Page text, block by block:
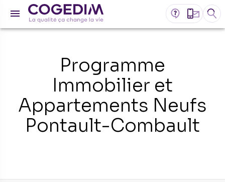
Programme
Immobilier et
Appartements Neufs
Pontault-Combault